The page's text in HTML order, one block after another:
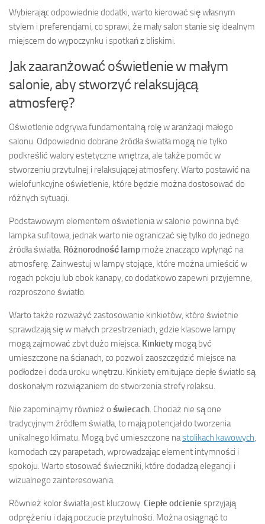
Wybierając odpowiednie dodatki, warto kierować się własnym
stylem i preferencjami, co sprawi, że mały salon stanie się idealnym
miejscem do wypoczynku i spotkań z bliskimi.
Jak zaaranżować oświetlenie w małym
salonie, aby stworzyć relaksującą
atmosferę?
Oświetlenie odgrywa fundamentalną rolę w aranżacji małego
salonu. Odpowiednio dobrane źródła światła mogą nie tylko
podkreślić walory estetyczne wnętrza, ale także pomóc w
stworzeniu przytulnej i relaksującej atmosfery. Warto postawić na
wielofunkcyjne oświetlenie, które będzie można dostosować do
różnych sytuacji.
Podstawowym elementem oświetlenia w salonie powinna być
lampka sufitowa, jednak warto nie ograniczać się tylko do jednego
źródła światła. Różnorodność lamp może znacząco wpłynąć na
atmosferę. Zainwestuj w lampy stojące, które można umieścić w
rogach pokoju lub obok kanapy, co dodatkowo zapewni przyjemne,
rozproszone światło.
Warto także rozważyć zastosowanie kinkietów, które świetnie
sprawdzają się w małych przestrzeniach, gdzie klasowe lampy
mogą zajmować zbyt dużo miejsca. Kinkiety mogą być
umieszczone na ścianach, co pozwoli zaoszczędzić miejsce na
podłodze i doda uroku wnętrzu. Kinkiety emitujące ciepłe światło są
doskonałym rozwiązaniem do stworzenia strefy relaksu.
Nie zapominajmy również o świecach. Chociaż nie są one
tradycyjnym źródłem światła, to mają potencjał do tworzenia
unikalnego klimatu. Mogą być umieszczone nastolikach kawowych,
komodach czy parapetach, wprowadzając element intymności i
spokoju. Warto stosować świeczniki, które dodadzą elegancji i
wizualnego zainteresowania.
Również kolor światła jest kluczowy. Ciepłe odcienie sprzyjają
odprężeniu i dają poczucie przytulności. Można osiągnąć to